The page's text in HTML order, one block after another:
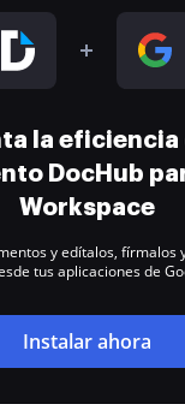
la eficiencia
DocHub
Workspace
y edítalos, fírmalos
tus aplicaciones de
Instalar ahora